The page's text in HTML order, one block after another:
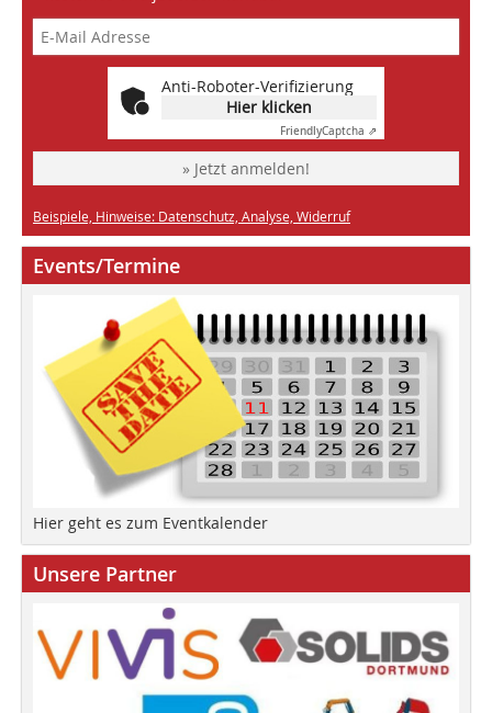
Anti-Roboter-Verifizierung
Hier klicken
FriendlyCaptcha ⇗
» Jetzt anmelden!
Beispiele, Hinweise: Datenschutz, Analyse, Widerruf
Events/Termine
Hier geht es zum Eventkalender
Unsere Partner